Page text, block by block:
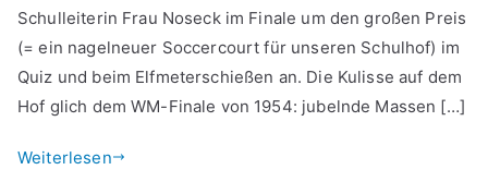
Schulleiterin Frau Noseck im Finale um den großen Preis
(= ein nagelneuer Soccercourt für unseren Schulhof) im
Quiz und beim Elfmeterschießen an. Die Kulisse auf dem
Hof glich dem WM-Finale von 1954: jubelnde Massen […]
Weiterlesen